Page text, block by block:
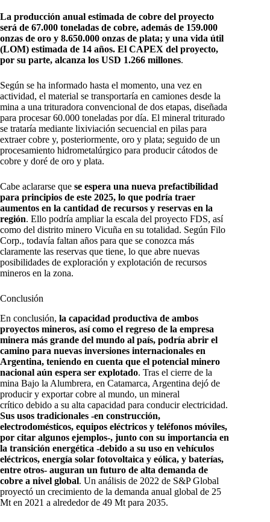
La producción anual estimada de cobre del proyecto
será de 67.000 toneladas de cobre, además de 159.000
onzas de oro y 8.650.000 onzas de plata; y una vida útil
(LOM) estimada de 14 años. El CAPEX del proyecto,
por su parte, alcanza los USD 1.266 millones.
Según se ha informado hasta el momento, una vez en
actividad, el material se transportaría en camiones desde la
mina a una trituradora convencional de dos etapas, diseñada
para procesar 60.000 toneladas por día. El mineral triturado
se trataría mediante lixiviación secuencial en pilas para
extraer cobre y, posteriormente, oro y plata; seguido de un
procesamiento hidrometalúrgico para producir cátodos de
cobre y doré de oro y plata.
Cabe aclararse que se espera una nueva prefactibilidad
para principios de este 2025, lo que podría traer
aumentos en la cantidad de recursos y reservas en la
región. Ello podría ampliar la escala del proyecto FDS, así
como del distrito minero Vicuña en su totalidad. Según Filo
Corp., todavía faltan años para que se conozca más
claramente las reservas que tiene, lo que abre nuevas
posibilidades de exploración y explotación de recursos
mineros en la zona.
Conclusión
En conclusión, la capacidad productiva de ambos
proyectos mineros, así como el regreso de la empresa
minera más grande del mundo al país, podría abrir el
camino para nuevas inversiones internacionales en
Argentina, teniendo en cuenta que el potencial minero
nacional aún espera ser explotado. Tras el cierre de la
mina Bajo la Alumbrera, en Catamarca, Argentina dejó de
producir y exportar cobre al mundo, un mineral
crítico debido a su alta capacidad para conducir electricidad.
Sus usos tradicionales -en construcción,
electrodomésticos, equipos eléctricos y teléfonos móviles,
por citar algunos ejemplos-, junto con su importancia en
la transición energética -debido a su uso en vehículos
eléctricos, energía solar fotovoltaica y eólica, y baterías,
entre otros- auguran un futuro de alta demanda de
cobre a nivel global. Un análisis de 2022 de S&P Global
proyectó un crecimiento de la demanda anual global de 25
Mt en 2021 a alrededor de 49 Mt para 2035.